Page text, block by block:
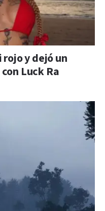
rojo y dejó un
Luck Ra